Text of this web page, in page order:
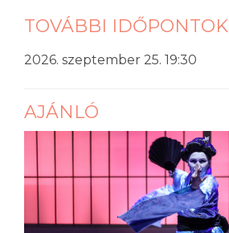
TOVÁBBI IDŐPONTOK
2026. szeptember 25. 19:30
AJÁNLÓ